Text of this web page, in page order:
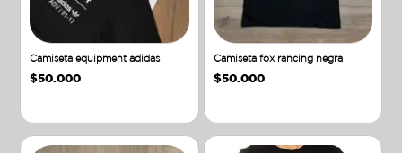
Camiseta equipment adidas
$50.000
Camiseta fox rancing negra
$50.000